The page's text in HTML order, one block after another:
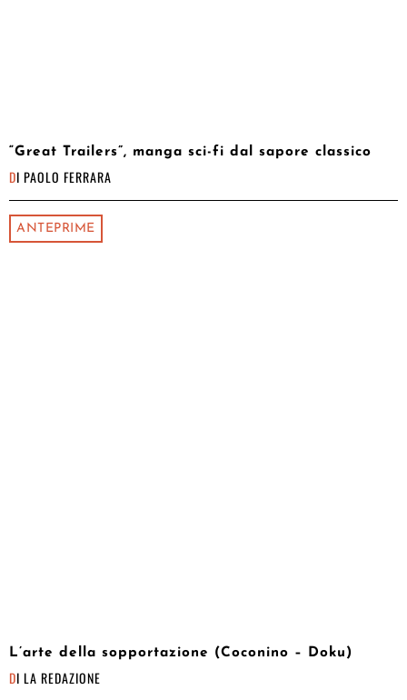
“Great Trailers”, manga sci-fi dal sapore classico
DI PAOLO FERRARA
ANTEPRIME
L’arte della sopportazione (Coconino – Doku)
DI LA REDAZIONE